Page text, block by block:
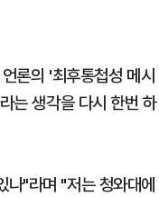
론의 '최후통첩성 메시
는 생각을 다시 한번 하
나"라며 "저는 청와대에